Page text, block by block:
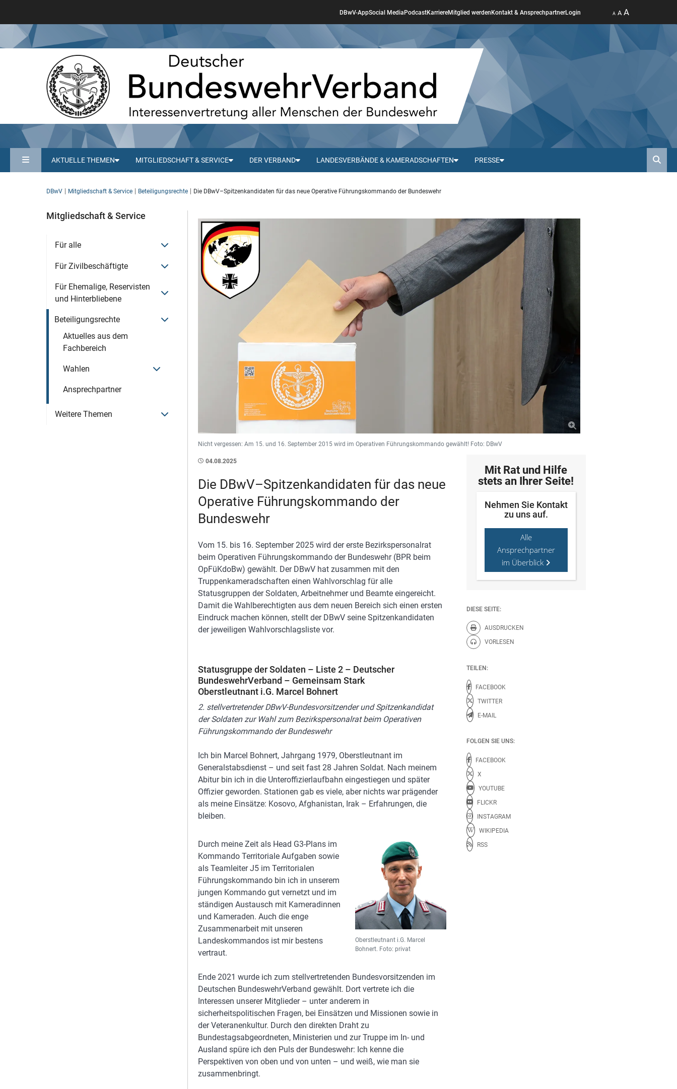
DBwV-AppSocial Media PodcastKarriereMitglied werden Kontakt & AnsprechpartnerLogin A A A
AKTUELLE THEMEN MITGLIEDSCHAFT & SERVICE DER VERBAND LANDESVERBÄNDE & KAMERADSCHAFTEN PRESSE
DBwV Mitgliedschaft & Service Beteiligungsrechte Die DBwV–Spitzenkandidaten für das neue Operative Führungskommando der Bundeswehr
Mitgliedschaft & Service
Für alle Menü öffnen
Für Zivilbeschäftigte
Für Ehemalige, Reservisten
und Hinterbliebene
Menü öffnen
Beteiligungsrechte
Aktuelles aus dem
Fachbereich
Wahlen
Ansprechpartner
Weitere Themen
Nicht vergessen: Am 15. und 16. September 2015 wird im Operativen Führungskommando gewählt! Foto: DBwV
04.08.2025
Die DBwV–Spitzenkandidaten für das neue
Operative Führungskommando der
Bundeswehr
Vom 15. bis 16. September 2025 wird der erste Bezirkspersonalrat
beim Operativen Führungskommando der Bundeswehr (BPR beim
OpFüKdoBw) gewählt. Der DBwV hat zusammen mit den
Truppenkameradschaften einen Wahlvorschlag für alle
Statusgruppen der Soldaten, Arbeitnehmer und Beamte eingereicht.
Damit die Wahlberechtigten aus dem neuen Bereich sich einen ersten
Eindruck machen können, stellt der DBwV seine Spitzenkandidaten
der jeweiligen Wahlvorschlagsliste vor.
Statusgruppe der Soldaten – Liste 2 – Deutscher
BundeswehrVerband – Gemeinsam Stark
Oberstleutnant i.G. Marcel Bohnert
2. stellvertretender DBwV-Bundesvorsitzender und Spitzenkandidat
der Soldaten zur Wahl zum Bezirkspersonalrat beim Operativen
Führungskommando der Bundeswehr
Ich bin Marcel Bohnert, Jahrgang 1979, Oberstleutnant im
Generalstabsdienst – und seit fast 28 Jahren Soldat. Nach meinem
Abitur bin ich in die Unteroffizierlaufbahn eingestiegen und später
Offizier geworden. Stationen gab es viele, aber nichts war prägender
als meine Einsätze: Kosovo, Afghanistan, Irak – Erfahrungen, die
bleiben.
Oberstleutnant i.G. Marcel
Bohnert. Foto: privat
Durch meine Zeit als Head G3-Plans im
Kommando Territoriale Aufgaben sowie
als Teamleiter J5 im Territorialen
Führungskommando bin ich in unserem
jungen Kommando gut vernetzt und im
ständigen Austausch mit Kameradinnen
und Kameraden. Auch die enge
Zusammenarbeit mit unseren
Landeskommandos ist mir bestens
vertraut.
Ende 2021 wurde ich zum stellvertretenden Bundesvorsitzenden im
Deutschen BundeswehrVerband gewählt. Dort vertrete ich die
Interessen unserer Mitglieder – unter anderem in
sicherheitspolitischen Fragen, bei Einsätzen und Missionen sowie in
der Veteranenkultur. Durch den direkten Draht zu
Bundestagsabgeordneten, Ministerien und zur Truppe im In- und
Ausland spüre ich den Puls der Bundeswehr: Ich kenne die
Perspektiven von oben und von unten – und weiß, wie man sie
zusammenbringt.
Mit Rat und Hilfe
stets an Ihrer Seite!
Nehmen Sie Kontakt
zu uns auf.
Alle
Ansprechpartner
im Überblick
DIESE SEITE:
AUSDRUCKEN
Diese Seite drucken.
VORLESEN
Diese Seite vorlesen.
TEILEN:
FACEBOOK
TWITTER
E-MAIL
FOLGEN SIE UNS:
FACEBOOK
X
YOUTUBE
FLICKR
INSTAGRAM
WIKIPEDIA
RSS